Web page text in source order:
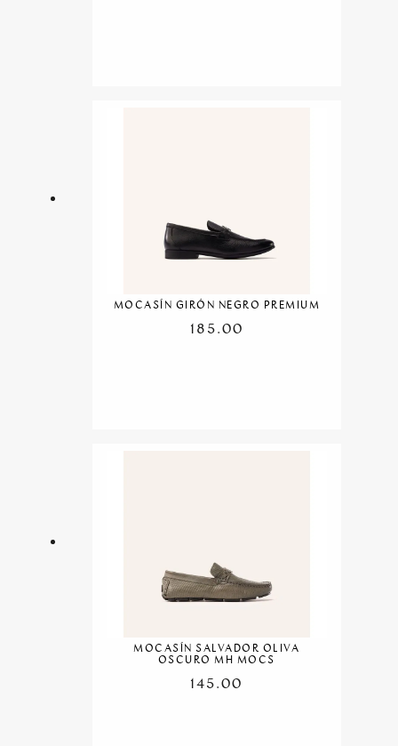
MOCASÍN GIRÓN NEGRO PREMIUM
185.00
MOCASÍN SALVADOR OLIVA
OSCURO MH MOCS
145.00